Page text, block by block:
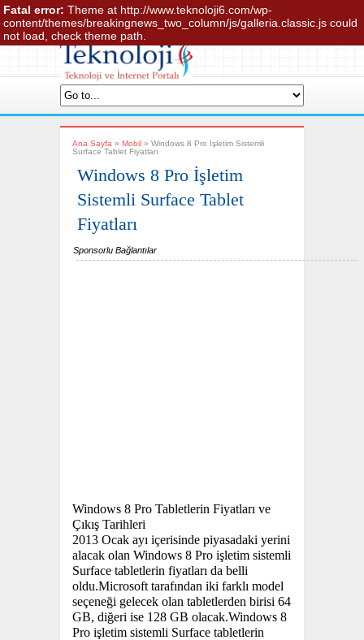
Anasayfa İletişim Hakkında Gizlilik
Site Haritası
Ana Sayfa » Mobil » Windows 8 Pro İşletim Sistemli
Surface Tablet Fiyatları
Windows 8 Pro İşletim
Sistemli Surface Tablet
Fiyatları
Sponsorlu Bağlantılar
Windows 8 Pro Tabletlerin Fiyatları ve
Çıkış Tarihleri
2013 Ocak ayı içerisinde piyasadaki yerini
alacak olan Windows 8 Pro işletim sistemli
Surface tabletlerin fiyatları da belli
oldu.Microsoft tarafından iki farklı model
seçeneği gelecek olan tabletlerden birisi 64
GB, diğeri ise 128 GB olacak.Windows 8
Pro işletim sistemli Surface tabletlerin
Fatal error: Theme at http://www.teknoloji6.com/wp-
content/themes/breakingnews_two_column/js/galleria.classic.js could
not load, check theme path.